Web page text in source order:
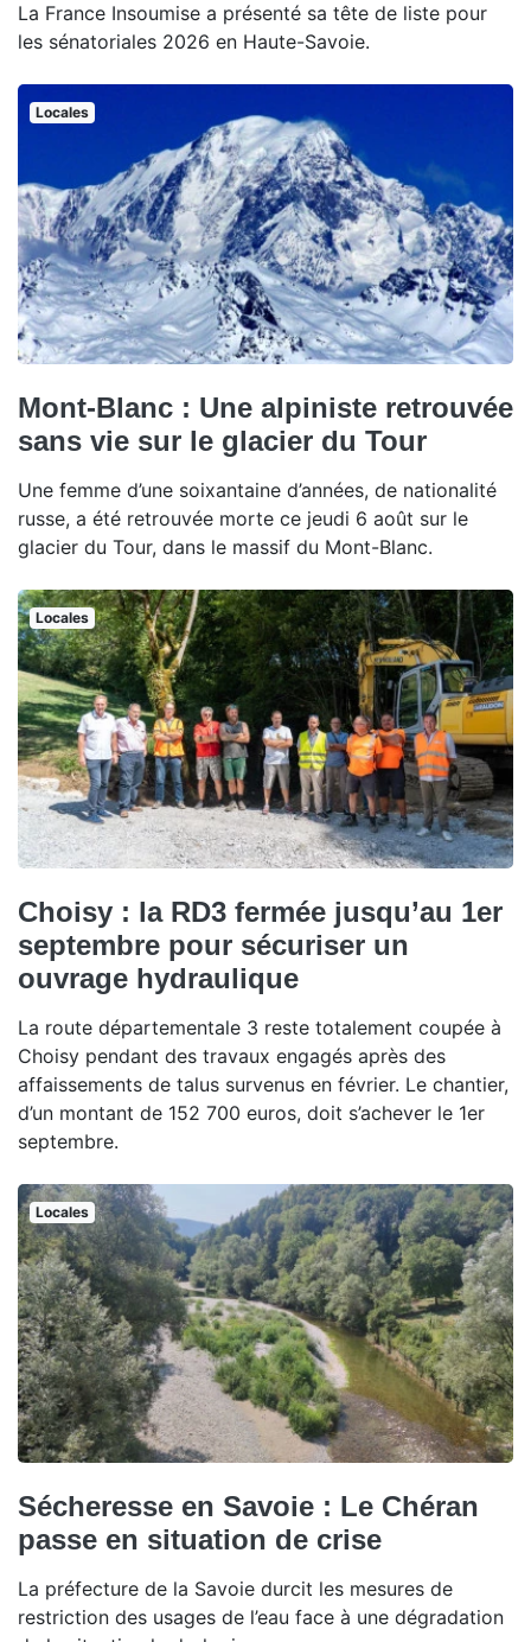
La France Insoumise a présenté sa tête de liste pour
les sénatoriales 2026 en Haute-Savoie.
Locales
Mont-Blanc : Une alpiniste retrouvée
sans vie sur le glacier du Tour
Une femme d’une soixantaine d’années, de nationalité
russe, a été retrouvée morte ce jeudi 6 août sur le
glacier du Tour, dans le massif du Mont-Blanc.
Locales
Choisy : la RD3 fermée jusqu’au 1er
septembre pour sécuriser un
ouvrage hydraulique
La route départementale 3 reste totalement coupée à
Choisy pendant des travaux engagés après des
affaissements de talus survenus en février. Le chantier,
d’un montant de 152 700 euros, doit s’achever le 1er
septembre.
Locales
Sécheresse en Savoie : Le Chéran
passe en situation de crise
La préfecture de la Savoie durcit les mesures de
restriction des usages de l’eau face à une dégradation